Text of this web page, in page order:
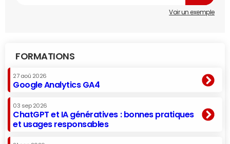
Voir un exemple
FORMATIONS
27 aoû 2026
Google Analytics GA4
03 sep 2026
ChatGPT et IA génératives : bonnes pratiques
et usages responsables